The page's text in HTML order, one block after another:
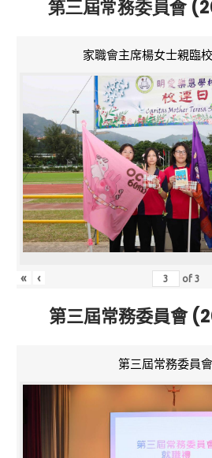
第三屆常務委員會
家職會主席楊女士親臨
« ‹ of3
第三屆常務委員會
第三屆常務委員